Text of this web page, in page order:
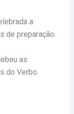
a
de preparação.
as
do Verbo.